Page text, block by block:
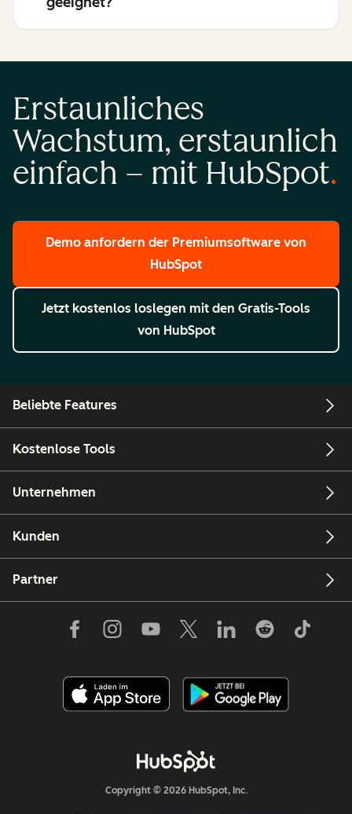
Erstaunliches
Wachstum, erstaunlich
einfach – mit HubSpot
Demo anfordern der Premiumsoftware von
HubSpot
Jetzt kostenlos loslegen mit den Gratis-Tools
von HubSpot
Beliebte Features
Kostenlose Tools
Unternehmen
Kunden
Partner
Copyright © 2026 HubSpot, Inc.